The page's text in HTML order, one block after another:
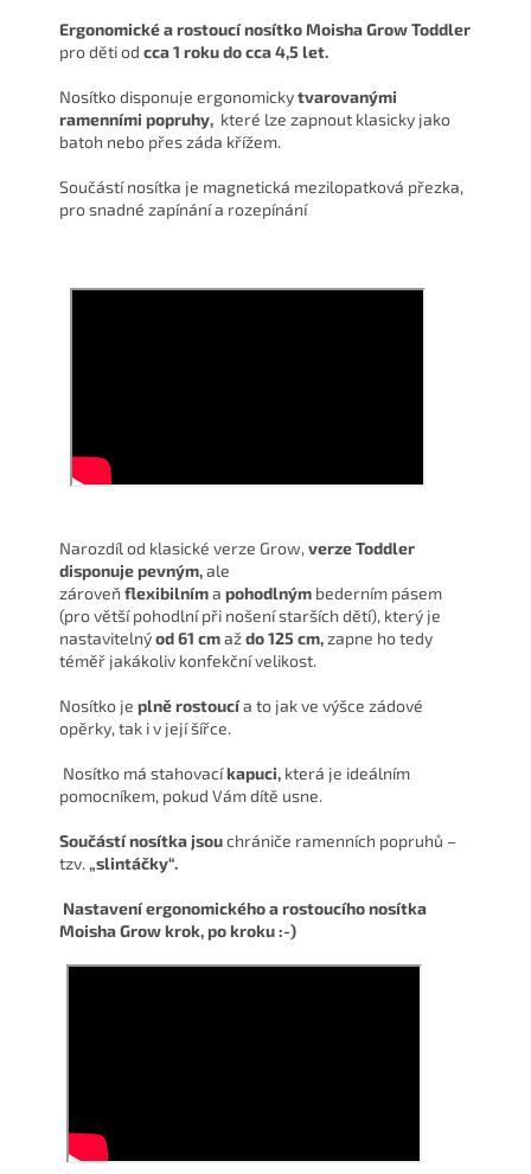
Ergonomické a rostoucí nosítko Moisha Grow Toddler
pro děti od cca 1 roku do cca 4,5 let.
Nosítko disponuje ergonomickytvarovanými
ramenními popruhy, které lze zapnout klasicky jako
batoh nebo přes záda křížem.
Součástí nosítka je magnetická mezilopatková přezka,
pro snadné zapínání a rozepínání
Narozdíl od klasické verze Grow, verze Toddler
disponuje pevným,ale
zároveň flexibilníma pohodlným bederním pásem
(pro větší pohodlní při nošení starších dětí), který je
nastavitelnýod 61 cmaždo 125 cm,zapne ho tedy
téměř jakákoliv konfekční velikost.
Nosítko je plně rostoucía to jak ve výšce zádové
opěrky, tak i v její šířce.
Nosítko má stahovacíkapuci, která je ideálním
pomocníkem, pokud Vám dítě usne.
Součástí nosítka jsouchrániče ramenních popruhů –
tzv. „slintáčky“.
Nastavení ergonomického a rostoucího nosítka
Moisha Grow krok, po kroku :-)